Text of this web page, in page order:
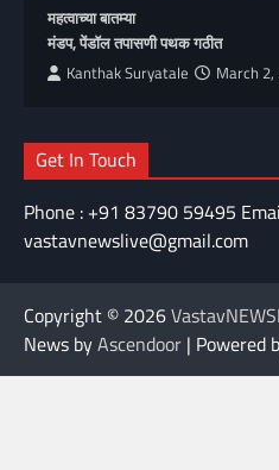
महत्वाच्या बातम्या
मंडप, पेंडॉल तपासणी पथक गठीत
Kanthak Suryatale March 2,
Get In Touch
Phone : +91 83790 59495
vastavnewslive@gmail.com
Copyright © 2026
News byAscendoor | Powered